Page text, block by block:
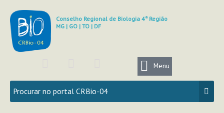
para
conteúdo
Conselho Regional de Biologia 4ª Região
MG | GO | TO | DF
c
e
b
s
t
a
u
t
u
Menu